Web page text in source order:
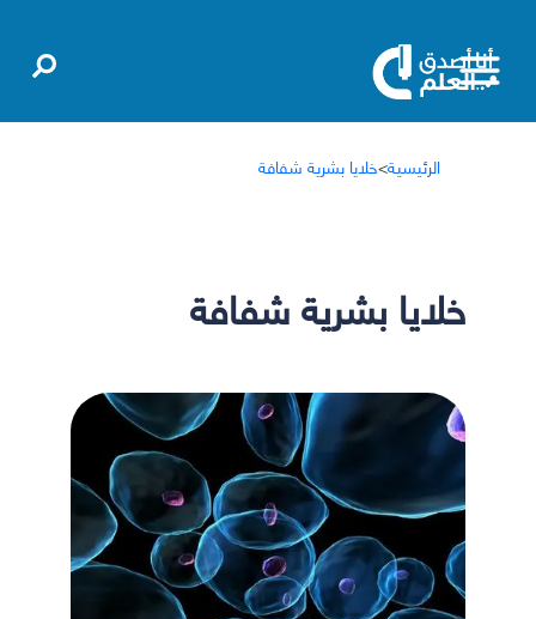
الرئيسية>خلايا بشرية شفافة
خلايا بشرية شفافة